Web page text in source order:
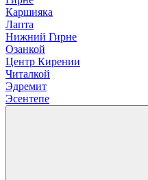
Каршияка
Лапта
Нижний Гирне
Озанкой
Центр Кирении
Читалкой
Эдремит
Эсентепе